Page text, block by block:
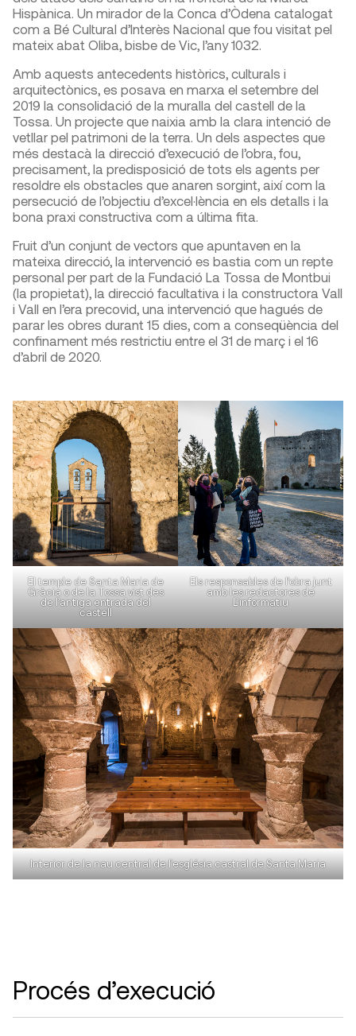
Hispànica. Un mirador de la Conca d’Òdena catalogat
com a Bé Cultural d’Interès Nacional que fou visitat pel
mateix abat Oliba, bisbe de Vic, l’any 1032.
Amb aquests antecedents històrics, culturals i
arquitectònics, es posava en marxa el setembre del
2019 la consolidació de la muralla del castell de la
Tossa. Un projecte que naixia amb la clara intenció de
vetllar pel patrimoni de la terra. Un dels aspectes que
més destacà la direcció d’execució de l’obra, fou,
precisament, la predisposició de tots els agents per
resoldre els obstacles que anaren sorgint, així com la
persecució de l’objectiu d’excel·lència en els detalls i la
bona praxi constructiva com a última fita.
Fruit d’un conjunt de vectors que apuntaven en la
mateixa direcció, la intervenció es bastia com un repte
personal per part de la Fundació La Tossa de Montbui
(la propietat), la direcció facultativa i la constructora Vall
i Vall en l’era precovid, una intervenció que hagués de
parar les obres durant 15 dies, com a conseqüència del
confinament més restrictiu entre el 31 de març i el 16
d’abril de 2020.
El temple de Santa Maria de
Gràcia o de la Tossa vist des
de l’antiga entrada del
castell
Els responsables de l’obra junt
amb les redactores de
L’informatiu
Interior de la nau central de l’església castral de Santa Maria
Procés d’execució